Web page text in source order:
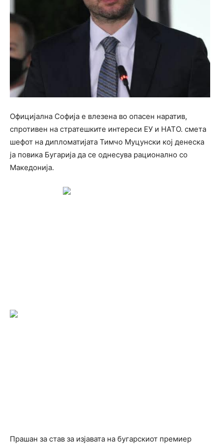
Официјална Софија е влезена во опасен наратив,
спротивен на стратешките интереси ЕУ и НАТО. смета
шефот на дипломатијата Тимчо Муцунски кој денеска
ја повика Бугарија да се однесува рационално со
Македонија.
Прашан за став за изјавата на бугарскиот премиер